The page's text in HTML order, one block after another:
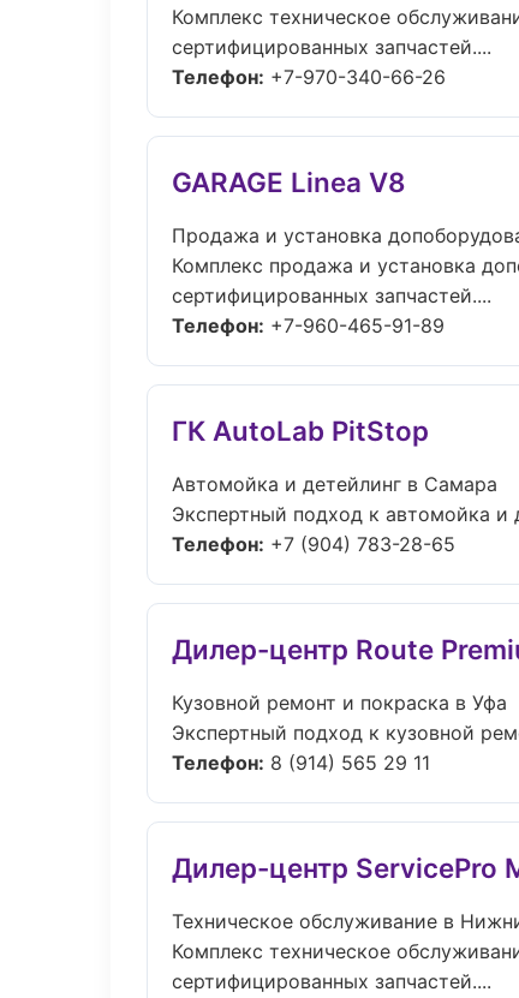
Комплекс техническое
сертифицированных запчастей....
Телефон: +7-970-340-66-26
GARAGE Linea V8
Продажа и установка
Комплекс продажа и установка
сертифицированных запчастей....
Телефон: +7-960-465-91-89
ГК AutoLab PitStop
Автомойка и детейлинг в Самара
Экспертный подход к автомойка
Телефон: +7 (904) 783-28-65
Дилер-центр Route
Кузовной ремонт и покраска в Уфа
Экспертный подход к кузовной
Телефон: 8 (914) 565 29 11
Дилер-центр ServicePro
Техническое обслуживание в
Комплекс техническое
сертифицированных запчастей....